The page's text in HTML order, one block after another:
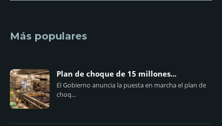
Más populares
Plan de choque de 15 millones...
El Gobierno anuncia la puesta en marcha el plan de
choq...